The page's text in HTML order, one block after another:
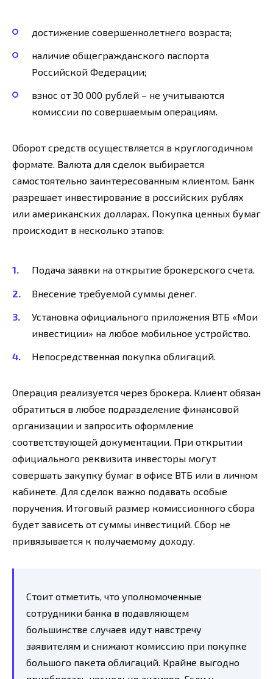
достижение совершеннолетнего возраста;
наличие общегражданского паспорта
Российской Федерации;
взнос от 30 000 рублей – не учитываются
комиссии по совершаемым операциям.
Оборот средств осуществляется в круглогодичном
формате. Валюта для сделок выбирается
самостоятельно заинтересованным клиентом. Банк
разрешает инвестирование в российских рублях
или американских долларах. Покупка ценных бумаг
происходит в несколько этапов:
Подача заявки на открытие брокерского счета.
Внесение требуемой суммы денег.
Установка официального приложения ВТБ «Мои
инвестиции» на любое мобильное устройство.
Непосредственная покупка облигаций.
Операция реализуется через брокера. Клиент обязан
обратиться в любое подразделение финансовой
организации и запросить оформление
соответствующей документации. При открытии
официального реквизита инвесторы могут
совершать закупку бумаг в офисе ВТБ или в личном
кабинете. Для сделок важно подавать особые
поручения. Итоговый размер комиссионного сбора
будет зависеть от суммы инвестиций. Сбор не
привязывается к получаемому доходу.
Стоит отметить, что уполномоченные
сотрудники банка в подавляющем
большинстве случаев идут навстречу
заявителям и снижают комиссию при покупке
большого пакета облигаций. Крайне выгодно